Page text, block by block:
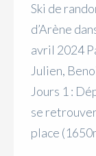
Ski de
d’Arène
avril 2024
Julien,
Jours 1 :
se
place